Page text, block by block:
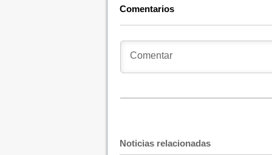
Comentarios
Noticias relacionadas